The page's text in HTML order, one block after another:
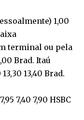
1,00
terminal ou pela
Brad. Itaú
13,40 Brad.
7,40 7,90 HSBC